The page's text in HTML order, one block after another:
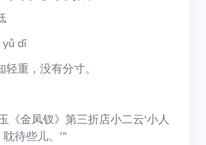
yǔ dī
轻重，没有分寸。
《金凤钗》第三折店小二云‘小人
待些儿。’”